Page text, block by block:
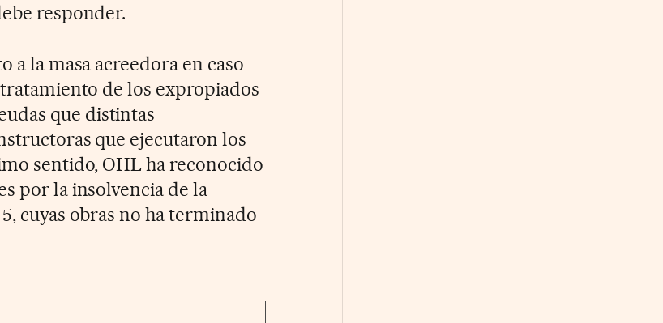
responder.
a la masa acreedora en caso
de los expropiados
que distintas
que ejecutaron los
sentido, OHL ha reconocido
por la insolvencia de la
cuyas obras no ha terminado